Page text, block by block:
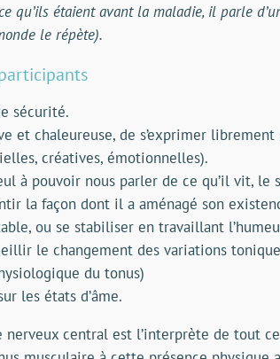
qu’ils étaient avant la maladie, il parle
le répète).
sécurité.
et chaleureuse, de s’exprimer
créatives, émotionnelles).
à pouvoir nous parler de ce qu’il vit, le
la façon dont il a aménagé son
ou se stabiliser en travaillant
le changement des variations
du tonus)
les états d’âme.
nerveux central est l’interprète de tout